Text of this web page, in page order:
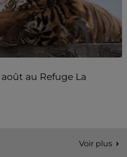
au Refuge La
Voir plus